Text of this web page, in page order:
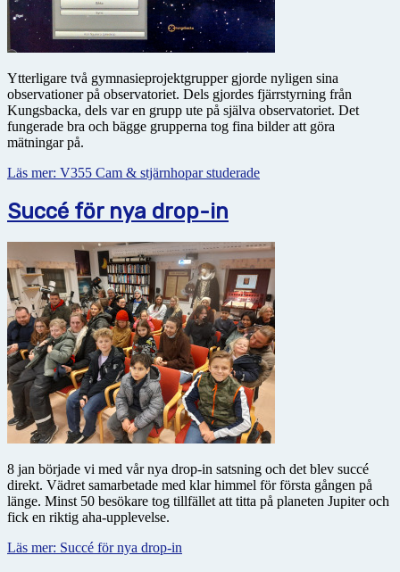
Ytterligare två gymnasieprojektgrupper gjorde nyligen sina
observationer på observatoriet. Dels gjordes fjärrstyrning från
Kungsbacka, dels var en grupp ute på själva observatoriet. Det
fungerade bra och bägge grupperna tog fina bilder att göra
mätningar på.
Läs mer: V355 Cam & stjärnhopar studerade
Succé för nya drop-in
8 jan började vi med vår nya drop-in satsning och det blev succé
direkt. Vädret samarbetade med klar himmel för första gången på
länge. Minst 50 besökare tog tillfället att titta på planeten Jupiter och
fick en riktig aha-upplevelse.
Läs mer: Succé för nya drop-in